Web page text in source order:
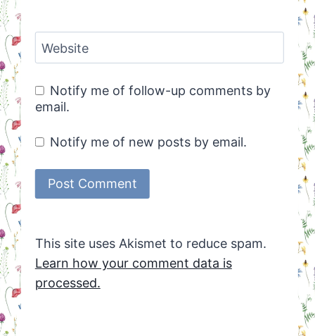
Website
Notify me of follow-up comments by
email.
Notify me of new posts by email.
This site uses Akismet to reduce spam.
Learn how your comment data is
processed.